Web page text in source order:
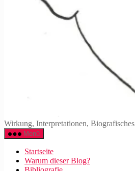
Walter
Mehring
Wirkung, Interpretationen, Biografisches
Menü
Startseite
Warum dieser Blog?